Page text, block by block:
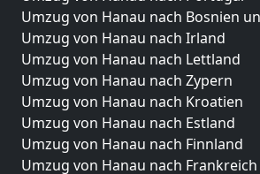
Umzug von Hanau nach Bosnien
Umzug von Hanau nach Irland
Umzug von Hanau nach Lettland
Umzug von Hanau nach Zypern
Umzug von Hanau nach Kroatien
Umzug von Hanau nach Estland
Umzug von Hanau nach Finnland
Umzug von Hanau nach Frankreich